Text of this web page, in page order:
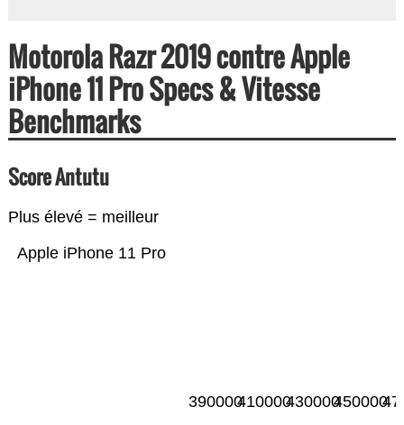
Motorola Razr 2019 contre Apple
iPhone 11 Pro Specs & Vitesse
Benchmarks
Score Antutu
Plus élevé = meilleur
Apple iPhone 11 Pro
390000410000430000450000